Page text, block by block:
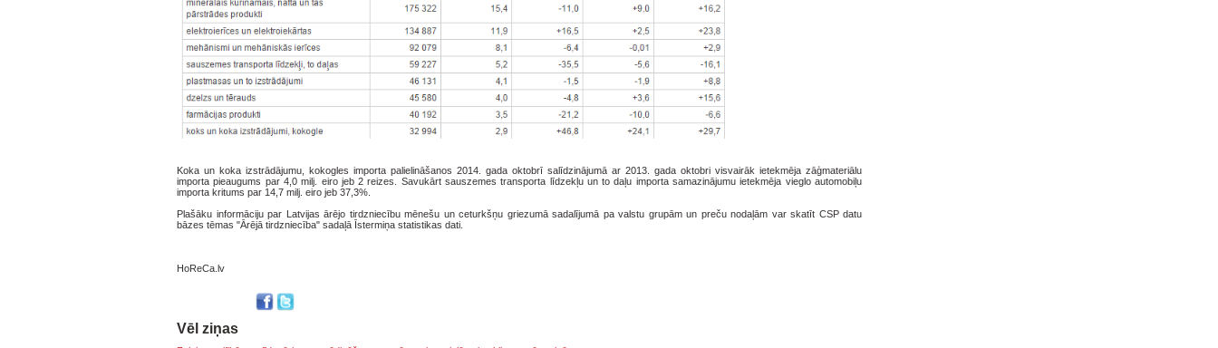
Koka un koka izstrādājumu, kokogles importa palielināšanos 2014. gada oktobrī salīdzinājumā ar 2013. gada oktobri visvairāk ietekmēja zāģmateriālu
importa pieaugums par 4,0 milj. eiro jeb 2 reizes. Savukārt sauszemes transporta līdzekļu un to daļu importa samazinājumu ietekmēja vieglo automobiļu
importa kritums par 14,7 milj. eiro jeb 37,3%.
Plašāku informāciju par Latvijas ārējo tirdzniecību mēnešu un ceturkšņu griezumā sadalījumā pa valstu grupām un preču nodaļām var skatīt CSP datu
bāzes tēmas "Ārējā tirdzniecība" sadaļā Īstermiņa statistikas dati.
HoReCa.lv
Vēl ziņas